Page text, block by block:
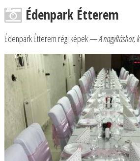
Édenpark Étterem
Édenpark Étterem régi képek— A nagyításhoz,